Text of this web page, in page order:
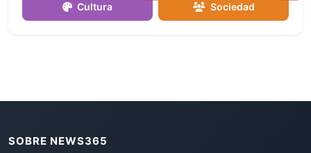
Cultura Sociedad
SOBRE NEWS365